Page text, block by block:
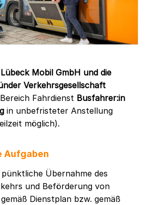
Mobil GmbH und die
Verkehrsgesellschaft
Fahrdienst Busfahrer:in
in unbefristeter Anstellung
möglich).
Aufgaben
Übernahme des
und Beförderung von
Dienstplan bzw. gemäß